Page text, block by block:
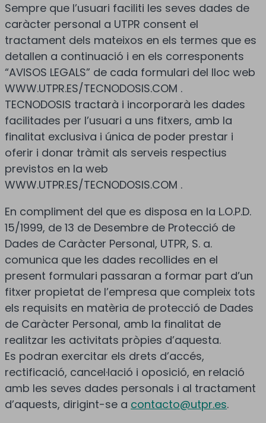
Sempre que l’usuari faciliti les seves dades de
caràcter personal a UTPR consent el
tractament dels mateixos en els termes que es
detallen a continuació i en els corresponents
“AVISOS LEGALS” de cada formulari del lloc web
WWW.UTPR.ES/TECNODOSIS.COM .
TECNODOSIS tractarà i incorporarà les dades
facilitades per l’usuari a uns fitxers, amb la
finalitat exclusiva i única de poder prestar i
oferir i donar tràmit als serveis respectius
previstos en la web
WWW.UTPR.ES/TECNODOSIS.COM .
En compliment del que es disposa en la L.O.P.D.
15/1999, de 13 de Desembre de Protecció de
Dades de Caràcter Personal, UTPR, S. a.
comunica que les dades recollides en el
present formulari passaran a formar part d’un
fitxer propietat de l’empresa que compleix tots
els requisits en matèria de protecció de Dades
de Caràcter Personal, amb la finalitat de
realitzar les activitats pròpies d’aquesta.
Es podran exercitar els drets d’accés,
rectificació, cancel·lació i oposició, en relació
amb les seves dades personals i al tractament
d’aquests, dirigint-se a contacto@utpr.es.